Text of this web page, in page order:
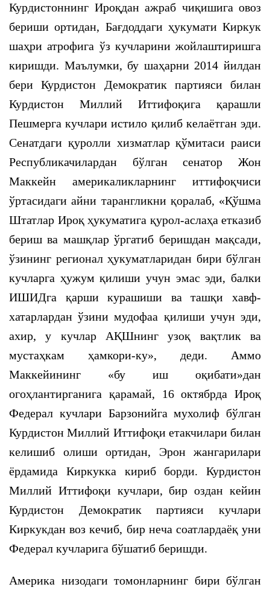
Курдистоннинг Ироқдан ажраб чиқишига овоз
бериши ортидан, Бағдоддаги ҳукумати Киркук
шаҳри атрофига ўз кучларини жойлаштиришга
киришди. Маълумки, бу шаҳарни 2014 йилдан
бери Курдистон Демократик партияси билан
Курдистон Миллий Иттифоқига қарашли
Пешмерга кучлари истило қилиб келаётган эди.
Сенатдаги қуролли хизматлар қўмитаси раиси
Республикачилардан бўлган сенатор Жон
Маккейн америкаликларнинг иттифоқчиси
ўртасидаги айни тарангликни қоралаб, «Қўшма
Штатлар Ироқ ҳукуматига қурол-аслаҳа етказиб
бериш ва машқлар ўргатиб беришдан мақсади,
ўзининг регионал ҳукуматларидан бири бўлган
кучларга ҳужум қилиши учун эмас эди, балки
ИШИДга қарши курашиши ва ташқи хавф-
хатарлардан ўзини мудофаа қилиши учун эди,
ахир, у кучлар АҚШнинг узоқ вақтлик ва
мустаҳкам ҳамкори-ку», деди. Аммо
Маккейининг «бу иш оқибати»дан
огоҳлантирганига қарамай, 16 октябрда Ироқ
Федерал кучлари Барзонийга мухолиф бўлган
Курдистон Миллий Иттифоқи етакчилари билан
келишиб олиши ортидан, Эрон жангарилари
ёрдамида Киркукка кириб борди. Курдистон
Миллий Иттифоқи кучлари, бир оздан кейин
Курдистон Демократик партияси кучлари
Киркукдан воз кечиб, бир неча соатлардаёқ уни
Федерал кучларига бўшатиб беришди.
Америка низодаги томонларнинг бири бўлган